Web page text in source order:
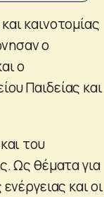
καινοτομίας
ο
ο
Παιδείας και
του
Ως θέματα για
και οι